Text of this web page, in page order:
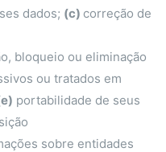
dados; (c) correção de
bloqueio ou eliminação
ou tratados em
portabilidade de seus
sobre entidades